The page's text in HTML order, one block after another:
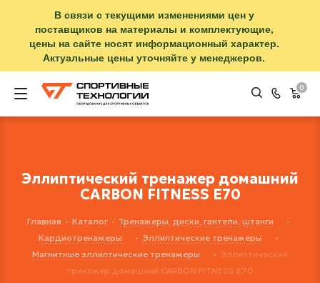
В связи с текущими изменениями цен у
поставщиков на материалы и комплектующие,
цены на сайте носят информационный характер.
Актуальные цены уточняйте у менеджеров.
0
Эллиптический тренажер домашний
CARBON FITNESS E70
Главная - Каталог - Тренажеры, диски, гантели, штанги
-
Кардиотренажеры
- Эллиптические тренажеры
-
Магнитные эллиптические тренажеры
- Эллиптический
тренажер домашний CARBON FITNESS E70